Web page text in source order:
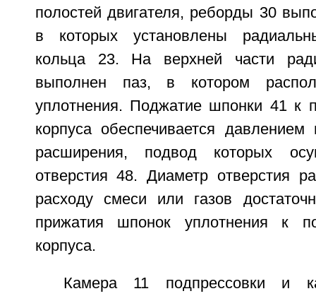
полостей двигателя, реборды 30
в которых установлены
кольца 23. На верхней части
выполнен паз, в котором
уплотнения. Поджатие шпонки 41 к
корпуса обеспечивается
расширения, подвод которых
отверстия 48. Диаметр отверстия
расходу смеси или газов
прижатия шпонок уплотнения к
корпуса.
Камера 11 подпрессовки и